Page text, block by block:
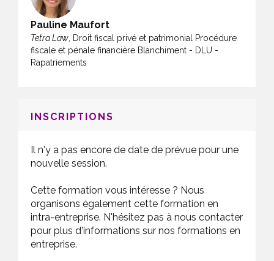
Pauline Maufort
Tetra Law , Droit fiscal privé et patrimonial Procédure
fiscale et pénale financière Blanchiment - DLU -
Rapatriements
INSCRIPTIONS
Il n'y a pas encore de date de prévue pour une
nouvelle session.
Cette formation vous intéresse ? Nous
organisons également cette formation en
intra-entreprise. N'hésitez pas à nous contacter
pour plus d'informations sur nos formations en
entreprise.